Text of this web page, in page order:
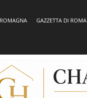
GAZZETTA DI ROMA